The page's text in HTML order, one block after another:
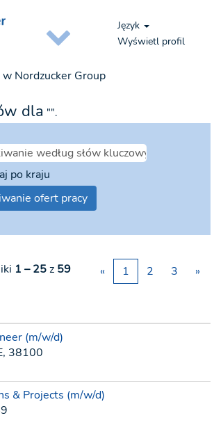
Język
Wyświetl profil
w Nordzucker Group(bieżąca
dla "".
po kraju
1 – 25z 59 « 1 2 3 »
(m/w/d)
38100
& Projects (m/w/d)